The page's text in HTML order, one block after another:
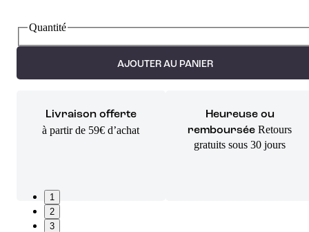
Quantité
AJOUTER AU PANIER
Livraison offerte
à partir de 59€ d’achat
Heureuse ou
remboursée Retours
gratuits sous 30 jours
1
2
3